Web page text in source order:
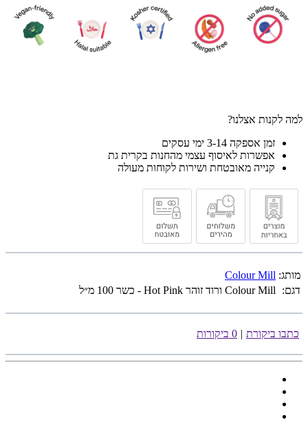
למה לקנות אצלנו?
זמן אספקה 3-14 ימי עסקים
אפשרות לאיסוף עצמי מהחנות בקרית גת
קנייה מאובטחת ושירות לקוחות מעולה
מותג: Colour Mill
דגם:
Colour Mill ורוד זוהר Hot Pink - כשר 100 מ״ל
כתבו ביקורת | 0 ביקורות